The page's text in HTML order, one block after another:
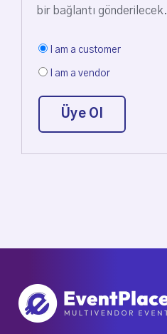
bir bağlantı gönderilecek.
I am a customer
I am a vendor
Üye Ol